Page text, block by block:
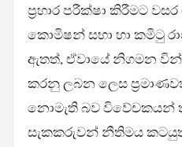
ප්‍රහාර පරීක්ෂා කිරීමට
කොමිෂන් සභා හා කමිටු
ඇතත්, ඒවායේ නිගමන
කරනු ලබන ලෙස
නොමැති බව විවේචකයන්
සැකකරුවන් නීතිමය